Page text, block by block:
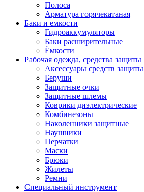
Полоса
Арматура горячекатаная
Баки и емкости
Гидроаккумуляторы
Баки расширительные
Ёмкости
Рабочая одежда, средства защиты
Аксессуары средств защиты
Беруши
Защитные очки
Защитные шлемы
Коврики диэлектрические
Комбинезоны
Наколенники защитные
Наушники
Перчатки
Маски
Брюки
Жилеты
Ремни
Специальный инструмент